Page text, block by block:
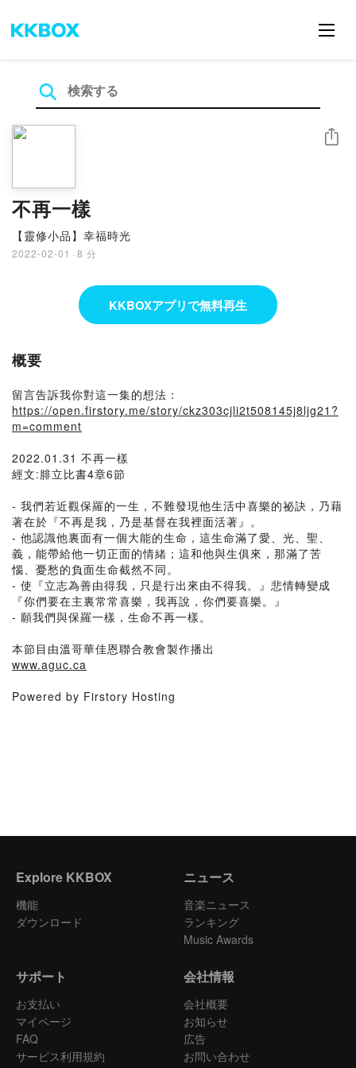
不再一樣
【靈修小品】幸福時光
2022-02-01 · 8 分
シェア
KKBOXアプリで無料再生
概要
留言告訴我你對這一集的想法：
https://open.firstory.me/story/ckz303cjli2t508145j8ljg21?
m=comment
2022.01.31 不再一樣
經文:腓立比書4章6節
- 我們若近觀保羅的一生，不難發現他生活中喜樂的祕訣，乃藉
著在於『不再是我，乃是基督在我裡面活著』。
- 他認識他裏面有一個大能的生命，這生命滿了愛、光、聖、
義，能帶給他一切正面的情緒；這和他與生俱來，那滿了苦
惱、憂愁的負面生命截然不同。
- 使『立志為善由得我，只是行出來由不得我。』悲情轉變成
『你們要在主裏常常喜樂，我再說，你們要喜樂。』
- 願我們與保羅一樣，生命不再一樣。
本節目由溫哥華佳恩聯合教會製作播出
www.aguc.ca
Powered by Firstory Hosting
Explore KKBOX
機能
ダウンロード
ニュース
音楽ニュース
ランキング
Music Awards
サポート
お支払い
マイページ
FAQ
サービス利用規約
会社情報
会社概要
お知らせ
広告
お問い合わせ